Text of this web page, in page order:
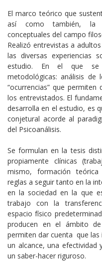
El marco teórico que
así como también, la
conceptuales del campo
Realizó entrevistas a
las diversas experiencias
estudio. En el que se
metodológicas: análisis de
“ocurrencias” que
los entrevistados. El
desarrolla en el estudio, es
conjetural acorde al
del Psicoanálisis.
Se formulan en la tesis
propiamente clínicas
mismo, formación
reglas a seguir tanto en la
en la sociedad en la que
trabajo con la
espacio físico
producen en el ámbito
permiten dar cuenta que las
un alcance, una efectividad
un saber-hacer riguroso.